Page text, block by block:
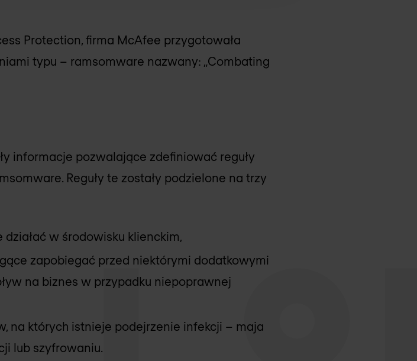
Protection, firma McAfee przygotowała
typu – ramsomware nazwany: „Combating
informacje pozwalające zdefiniować reguły
Reguły te zostały podzielone na trzy
w środowisku klienckim,
zapobiegać przed niektórymi dodatkowymi
na biznes w przypadku niepoprawnej
na których istnieje podejrzenie infekcji – maja
lub szyfrowaniu.